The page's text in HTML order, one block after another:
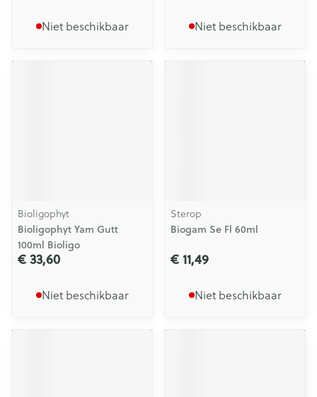
Niet beschikbaar Niet beschikbaar
Bioligophyt
Bioligophyt Yam Gutt
100ml Bioligo
€ 33,60
Niet beschikbaar
Sterop
Biogam Se Fl 60ml
€ 11,49
Niet beschikbaar